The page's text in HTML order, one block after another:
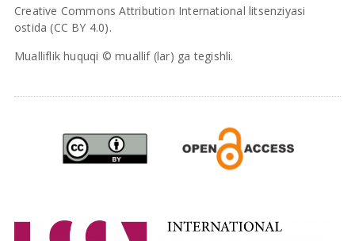
Creative Commons Attribution International litsenziyasi
ostida (CC BY 4.0).
Mualliflik huquqi © muallif (lar) ga tegishli.